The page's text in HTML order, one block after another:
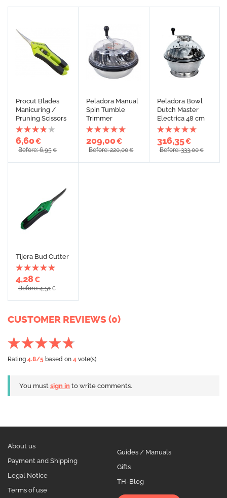
Procut Blades
Manicuring /
Pruning Scissors
6,60€
Before: 6,95€
Peladora Manual
Spin Tumble
Trimmer
209,00€
Before: 220,00€
Peladora Bowl
Dutch Master
Electrica 48 cm
316,35€
Before: 333,00€
Tijera Bud Cutter
4,28€
Before: 4,51€
CUSTOMER REVIEWS (0)
Rating 4.8/5 based on 4 vote(s)
You must sign in to write comments.
About us
Payment and Shipping
Legal Notice
Terms of use
Guides / Manuals
Gifts
TH-Blog